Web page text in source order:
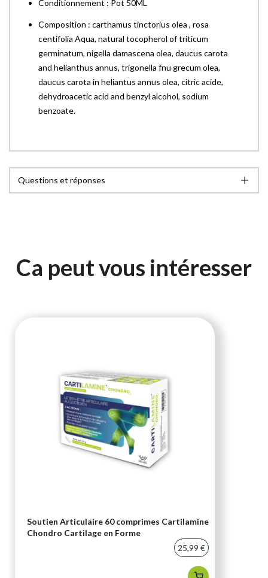
Conditionnement : Pot 50ML
Composition : carthamus tinctorius olea , rosa
centifolia Aqua, natural tocopherol of triticum
germinatum, nigella damascena olea, daucus carota
and helianthus annus, trigonella fnu grecum olea,
daucus carota in heliantus annus olea, citric acide,
dehydroacetic acid and benzyl alcohol, sodium
benzoate.
Questions et réponses
Ca peut vous intéresser
Soutien Articulaire 60 comprimes Cartilamine
Chondro Cartilage en Forme
25,99 €